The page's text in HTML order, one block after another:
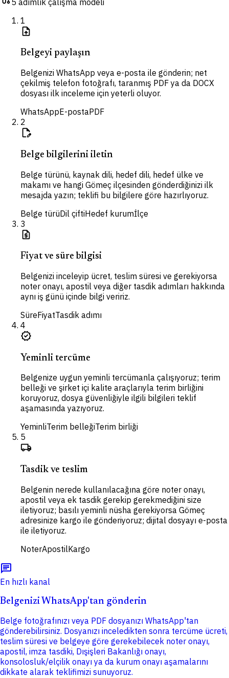
1
upload_file
Belgeyi paylaşın
Belgenizi WhatsApp veya e-posta ile gönderin; net
çekilmiş telefon fotoğrafı, taranmış PDF ya da DOCX
dosyası ilk inceleme için yeterli oluyor.
WhatsAppE-postaPDF
2
edit_document
Belge bilgilerini iletin
Belge türünü, kaynak dili, hedef dili, hedef ülke ve
makamı ve hangi Gömeç ilçesinden gönderdiğinizi ilk
mesajda yazın; teklifi bu bilgilere göre hazırlıyoruz.
Belge türüDil çiftiHedef kurumİlçe
3
request_quote
Fiyat ve süre bilgisi
Belgenizi inceleyip ücret, teslim süresi ve gerekiyorsa
noter onayı, apostil veya diğer tasdik adımları hakkında
aynı iş günü içinde bilgi veririz.
SüreFiyatTasdik adımı
4
verified
Yeminli tercüme
Belgenize uygun yeminli tercümanla çalışıyoruz; terim
belleği ve şirket içi kalite araçlarıyla terim birliğini
koruyoruz, dosya güvenliğiyle ilgili bilgileri teklif
aşamasında yazıyoruz.
YeminliTerim belleğiTerim birliği
5
local_shipping
Tasdik ve teslim
Belgenin nerede kullanılacağına göre noter onayı,
apostil veya ek tasdik gerekip gerekmediğini size
iletiyoruz; basılı yeminli nüsha gerekiyorsa Gömeç
adresinize kargo ile gönderiyoruz; dijital dosyayı e-posta
ile iletiyoruz.
NoterApostilKargo
chat
En hızlı kanal
Belgenizi WhatsApp'tan gönderin
Belge fotoğrafınızı veya PDF dosyanızı WhatsApp'tan
gönderebilirsiniz. Dosyanızı inceledikten sonra tercüme ücreti,
teslim süresi ve belgeye göre gerekebilecek noter onayı,
apostil, imza tasdiki, Dışişleri Bakanlığı onayı,
konsolosluk/elçilik onayı ya da kurum onayı aşamalarını
dikkate alarak teklifimizi sunuyoruz.